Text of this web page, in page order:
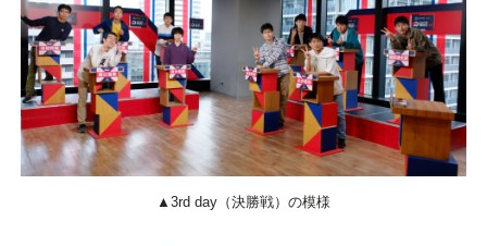
▲3rd day（決勝戦）の模様